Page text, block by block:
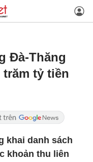
Đà-Thăng
tỷ tiền
khai danh sách
khoản thu liên